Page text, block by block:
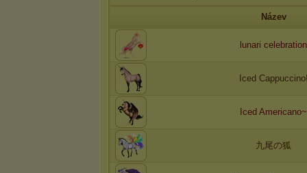
Název
lunari celebration
Iced
Iced Americano~
九尾の狐